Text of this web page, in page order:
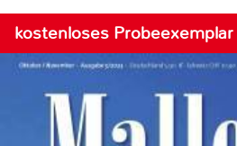
kostenloses Probeexemplar